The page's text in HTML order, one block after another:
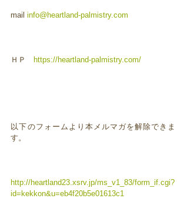
mailinfo@heartland-palmistry.com
ＨＰhttps://heartland-palmistry.com/
以下のフォームより本メルマガを解除できま
す。
http://heartland23.xsrv.jp/ms_v1_83/form_if.cgi?
id=kekkon&u=eb4f20b5e01613c1